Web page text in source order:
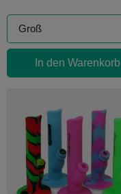
In den Warenkorb